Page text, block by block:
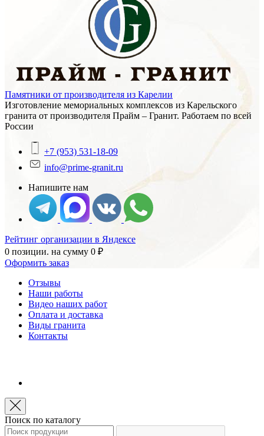
Памятники от производителя из Карелии
Изготовление мемориальных комплексов из Карельского
гранита от производителя Прайм – Гранит. Работаем по всей
России
+7 (953) 531-18-09
info@prime-granit.ru
Напишите нам
Рейтинг организации в Яндексе
0 позиции. на сумму 0 ₽
Оформить заказ
Отзывы
Наши работы
Видео наших работ
Оплата и доставка
Виды гранита
Контакты
Поиск по каталогу